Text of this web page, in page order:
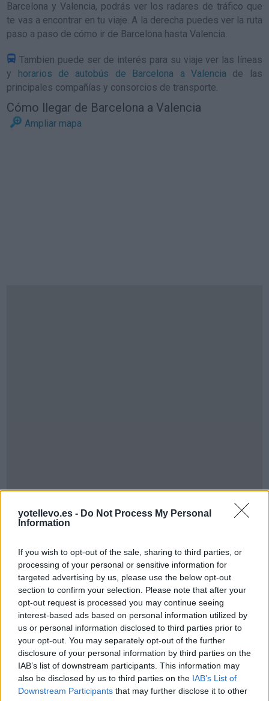
yotellevo.es - Do Not Process My Personal
Information
If you wish to opt-out of the sale, sharing to third parties, or
processing of your personal or sensitive information for
targeted advertising by us, please use the below opt-out
section to confirm your selection. Please note that after your
opt-out request is processed you may continue seeing
interest-based ads based on personal information utilized by
us or personal information disclosed to third parties prior to
your opt-out. You may separately opt-out of the further
disclosure of your personal information by third parties on the
IAB’s list of downstream participants. This information may
also be disclosed by us to third parties on the IAB’s List of
Downstream Participants that may further disclose it to other
Barcelona y Valencia, podrás ver los radares de tráfico que
te vas a encontrar en tu viaje. A la derecha puedes ver la ruta
paso a paso de cómo ir de Barcelona hasta Valencia.
Tambien puede ser de interés para su viaje ver las líneas
y horarios de autobús de Barcelona a Valencia de las
principales compañías y consorcios de transporte.
Cómo llegar de Barcelona a Valencia
Ampliar mapa
Cómo ir desde Barcelona a Valencia
Resumen de datos de la ruta entre Barcelona y